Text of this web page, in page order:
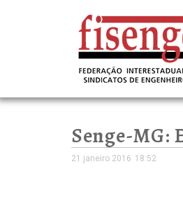
Senge-MG:
21 janeiro 2016 18:52